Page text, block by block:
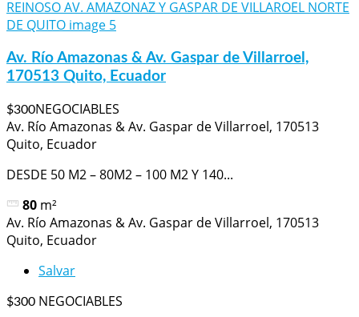
Av. Río Amazonas & Av. Gaspar de Villarroel,
170513 Quito, Ecuador
$300NEGOCIABLES
Av. Río Amazonas & Av. Gaspar de Villarroel, 170513
Quito, Ecuador
DESDE 50 M2 – 80M2 – 100 M2 Y 140...
80 m²
Av. Río Amazonas & Av. Gaspar de Villarroel, 170513
Quito, Ecuador
Salvar
$300 NEGOCIABLES